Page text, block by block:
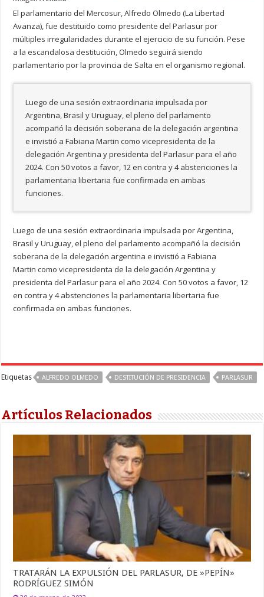
El parlamentario del Mercosur, Alfredo Olmedo (La Libertad
Avanza), fue destituido como presidente del Parlasur por
múltiples irregularidades durante el ejercicio de su función. Pese
a la escandalosa destitución, Olmedo seguirá siendo
parlamentario por la provincia de Salta en el organismo regional.
Luego de una sesión extraordinaria impulsada por
Argentina, Brasil y Uruguay, el pleno del parlamento
acompañó la decisión soberana de la delegación argentina
e invistió a Fabiana Martin como vicepresidenta de la
delegación Argentina y presidenta del Parlasur para el año
2024. Con 50 votos a favor, 12 en contra y 4 abstenciones la
parlamentaria libertaria fue confirmada en ambas
funciones.
Luego de una sesión extraordinaria impulsada por Argentina,
Brasil y Uruguay, el pleno del parlamento acompañó la decisión
soberana de la delegación argentina e invistió a Fabiana
Martin como vicepresidenta de la delegación Argentina y
presidenta del Parlasur para el año 2024. Con 50 votos a favor, 12
en contra y 4 abstenciones la parlamentaria libertaria fue
confirmada en ambas funciones.
Etiquetas ALFREDO OLMEDO DESTITUCIÓN DE PRESIDENCIA PARLASUR
Artículos Relacionados
TRATARÁN LA EXPULSIÓN DEL PARLASUR, DE »PEPÍN»
RODRÍGUEZ SIMÓN